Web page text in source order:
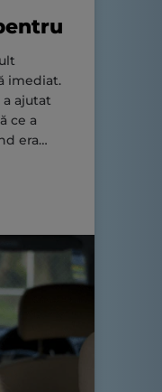
imediat.
a ajutat
ce a
era